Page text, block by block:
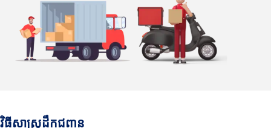
វិធីសាស្រ្តដឹកជញ្ជូន